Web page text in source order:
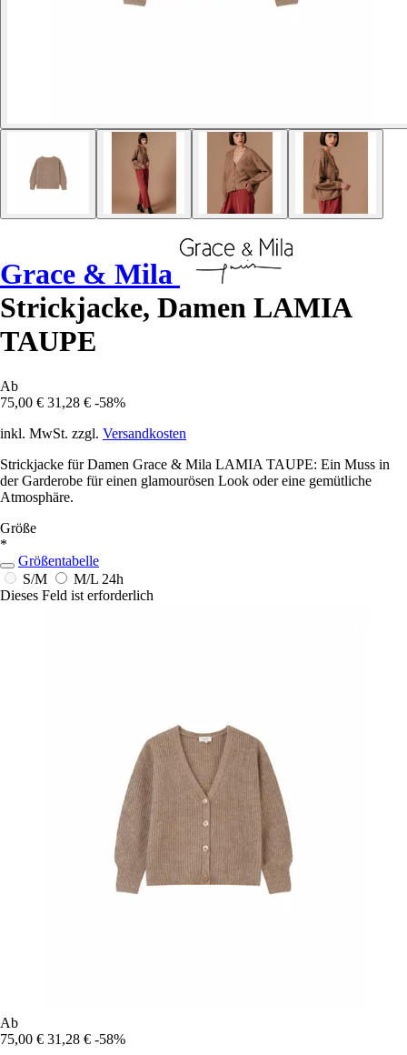
Grace & Mila
Strickjacke, Damen LAMIA
TAUPE
Ab
75,00 € 31,28 € -58%
inkl. MwSt. zzgl. Versandkosten
Strickjacke für Damen Grace & Mila LAMIA TAUPE: Ein Muss in
der Garderobe für einen glamourösen Look oder eine gemütliche
Atmosphäre.
Größe
*
Größentabelle
S/M
M/L 24h
Dieses Feld ist erforderlich
Ab
75,00 € 31,28 € -58%